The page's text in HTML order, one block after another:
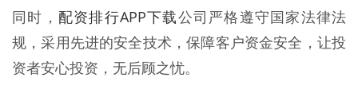
同时， 配资排行APP下载公司严格遵守国家法律法
规，采用先进的安全技术，保障客户资金安全，让投
资者安心投资，无后顾之忧。